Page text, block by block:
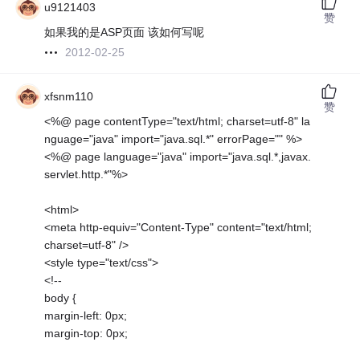
u9121403
如果我的是ASP页面 该如何写呢
2012-02-25
赞
xfsnm110
<%@ page contentType="text/html; charset=utf-8" la
nguage="java" import="java.sql.*" errorPage="" %>
<%@ page language="java" import="java.sql.*,javax.
servlet.http.*"%>
<html>
<meta http-equiv="Content-Type" content="text/html;
charset=utf-8" />
<style type="text/css">
<!--
body {
margin-left: 0px;
margin-top: 0px;
赞